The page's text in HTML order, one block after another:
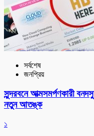
সর্বশেষ
জনপ্রিয়
সুন্দরবনে আত্মসমর্পণকারী
নতুন আতঙ্ক
১